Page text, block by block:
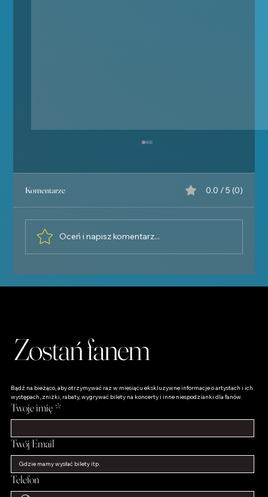
Komentarze 0.0 / 5 (0)
Oceń i napisz komentarz...
Zostań fanem
Bądź na bieżąco, aby otrzymywać raz w miesiącu ekskluzywne informacje o artystach i ich
występach, zniżki, rabaty, wygrywać bilety na koncerty i inne niespodzianki dla fanów.
Twoje imię *
Twój Email
Telefon